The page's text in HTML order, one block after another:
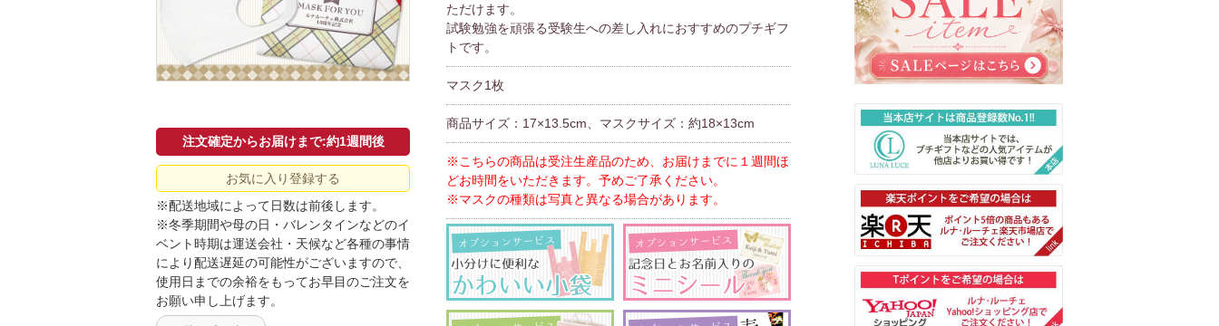
注文確定からお届けまで:約1週間後
お気に入り登録する
※配送地域によって日数は前後します。
※冬季期間や母の日・バレンタインなどのイ
ベント時期は運送会社・天候など各種の事情
により配送遅延の可能性がございますので、
使用日までの余裕をもってお早目のご注文を
お願い申し上げます。
ただけます。
試験勉強を頑張る受験生への差し入れにおすすめのプチギフ
トです。
マスク1枚
商品サイズ：17×13.5cm、マスクサイズ：約18×13cm
※こちらの商品は受注生産品のため、お届けまでに１週間ほ
どお時間をいただきます。予めご了承ください。
※マスクの種類は写真と異なる場合があります。